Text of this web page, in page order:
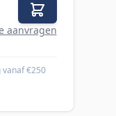
aanvragen
€250